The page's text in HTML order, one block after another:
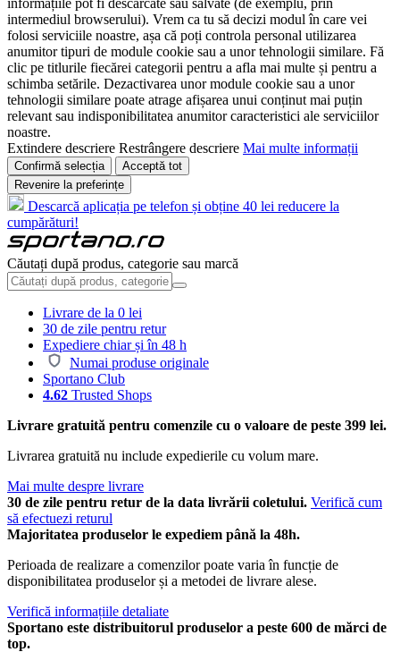
informațiile pot fi descărcate sau salvate (de exemplu, prin
intermediul browserului). Vrem ca tu să decizi modul în care vei
folosi serviciile noastre, așa că poți controla personal utilizarea
anumitor tipuri de module cookie sau a unor tehnologii similare. Fă
clic pe titlurile fiecărei categorii pentru a afla mai multe și pentru a
schimba setările. Dezactivarea unor module cookie sau a unor
tehnologii similare poate atrage afișarea unui conținut mai puțin
relevant sau indisponibilitatea anumitor caracteristici ale serviciilor
noastre.
Extindere descriere Restrângere descriere Mai multe informații
Confirmă selecția
Acceptă tot
Revenire la preferințe
Descarcă aplicația pe telefon și obține 40 lei reducere la
cumpărături!
Căutați după produs, categorie sau marcă
Livrare de la 0 lei
30 de zile pentru retur
Expediere chiar și în 48 h
Numai produse originale
Sportano Club
4.62 Trusted Shops
Livrare gratuită pentru comenzile cu o valoare de peste 399 lei.
Livrarea gratuită nu include expedierile cu volum mare.
Mai multe despre livrare
30 de zile pentru retur de la data livrării coletului. Verifică cum
să efectuezi returul
Majoritatea produselor le expediem până la 48h.
Perioada de realizare a comenzilor poate varia în funcție de
disponibilitatea produselor și a metodei de livrare alese.
Verifică informațiile detaliate
Sportano este distribuitorul produselor a peste 600 de mărci de
top.